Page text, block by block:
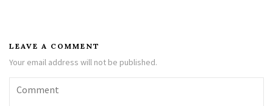
LEAVE A COMMENT
Your email address will not be published.